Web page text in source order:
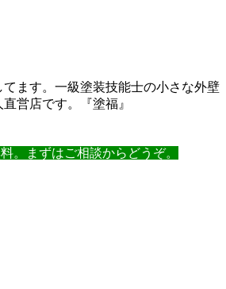
ます。一級塗装技能士の小さな外壁
営店です。『塗福』
。まずはご相談からどうぞ。